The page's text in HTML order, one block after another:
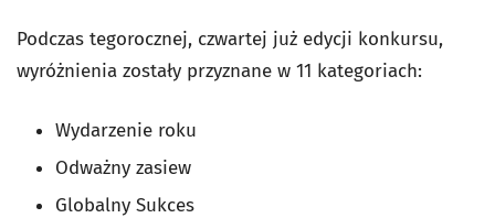
Podczas tegorocznej, czwartej już edycji konkursu,
wyróżnienia zostały przyznane w 11 kategoriach:
Wydarzenie roku
Odważny zasiew
Globalny Sukces